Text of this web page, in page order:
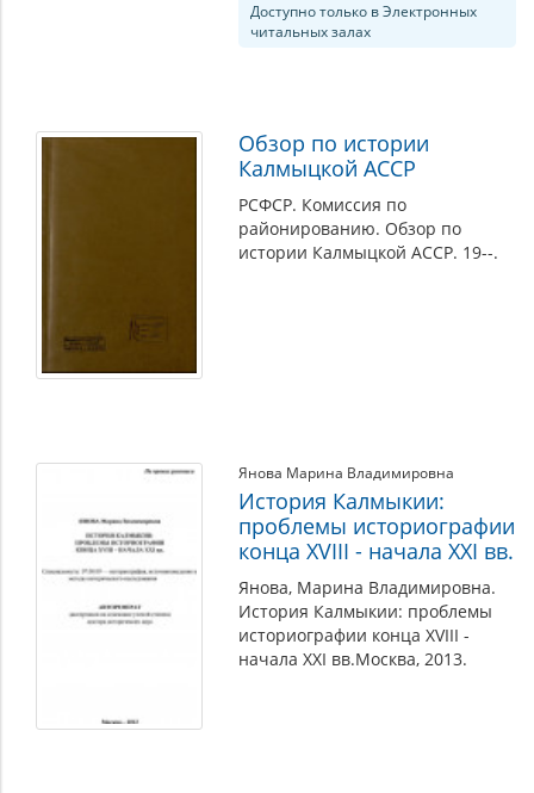
Доступно только в Электронных
читальных залах
Обзор по истории
Калмыцкой АССР
РСФСР. Комиссия по
районированию. Обзор по
истории Калмыцкой АССР. 19--.
Янова Марина Владимировна
История Калмыкии:
проблемы историографии
конца XVIII - начала XXI вв.
Янова, Марина Владимировна.
История Калмыкии: проблемы
историографии конца XVIII -
начала XXI вв.Москва, 2013.